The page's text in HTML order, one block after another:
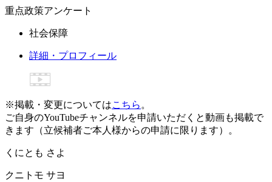
重点政策アンケート
社会保障
詳細・プロフィール
※掲載・変更についてはこちら 。
ご自身のYouTubeチャンネルを申請いただくと動画も掲載で
きます（立候補者ご本人様からの申請に限ります）。
く に と も さ よ
クニ ト モ サヨ